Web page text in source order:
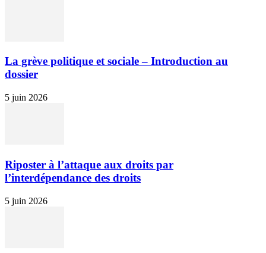
La grève politique et sociale – Introduction au
dossier
5 juin 2026
Riposter à l’attaque aux droits par
l’interdépendance des droits
5 juin 2026